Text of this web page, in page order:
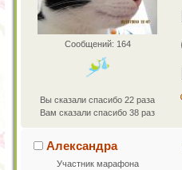
Сообщений: 164
Вы сказали спасибо 22 раза
Вам сказали спасибо 38 раз
Александра
Участник марафона